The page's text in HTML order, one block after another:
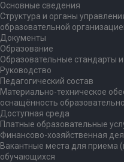
Основные сведения
Структура и органы
образовательной
Документы
Образование
Образовательные стандарты
Руководство
Педагогический состав
Материально-техническое
оснащённость
Доступная среда
Платные образовательные
Финансово-хозяйственная
Вакантные места для приема
обучающихся